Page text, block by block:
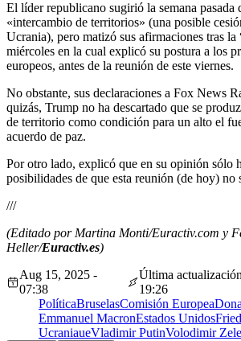
El líder republicano sugirió la semana pasada
«intercambio de territorios» (una posible
Ucrania), pero matizó sus afirmaciones tras
miércoles en la cual explicó su postura a los
europeos, antes de la reunión de este viernes.
No obstante, sus declaraciones a Fox News
quizás, Trump no ha descartado que se
de territorio como condición para un alto el
acuerdo de paz.
Por otro lado, explicó que en su opinión sólo
posibilidades de que esta reunión (de hoy) no
///
(Editado por Martina Monti/Euractiv.com y
Heller/Euractiv.es)
Aug 15, 2025 -
07:38
Última
19:26
PolíticaBruselasComisión Europea
Emmanuel MacronEstados Unidos
UcraniaueVladimir PutinVolodimir